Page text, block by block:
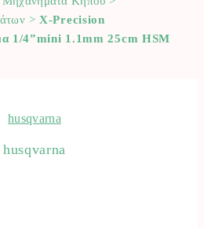
>X-Precision
1/4”mini 1.1mm 25cm HSM